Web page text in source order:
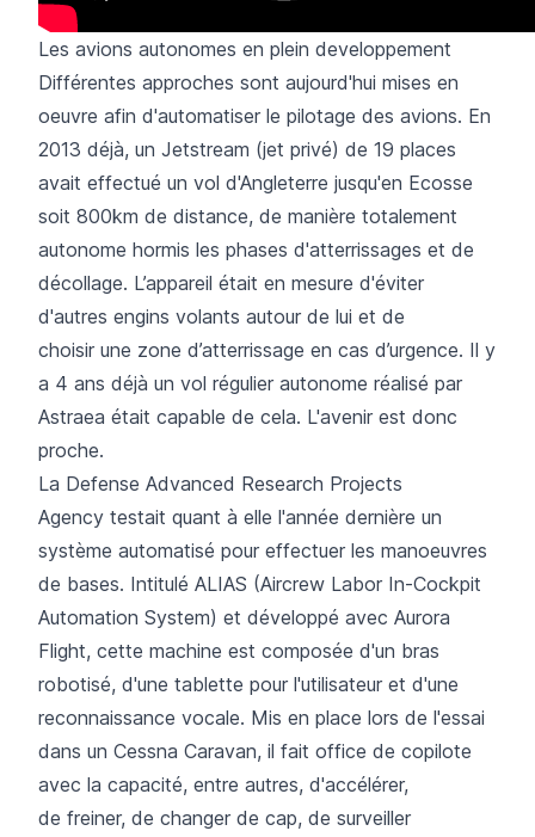
Les avions autonomes en plein developpement
Différentes approches sont aujourd'hui mises en
oeuvre afin d'automatiser le pilotage des avions. En
2013 déjà, un Jetstream (jet privé) de 19 places
avait effectué un vol d'Angleterre jusqu'en Ecosse
soit 800km de distance, de manière totalement
autonome hormis les phases d'atterrissages et de
décollage. L’appareil était en mesure d'éviter
d'autres engins volants autour de lui et de
choisir une zone d’atterrissage en cas d’urgence. Il y
a 4 ans déjà un vol régulier autonome réalisé par
Astraea était capable de cela. L'avenir est donc
proche.
La Defense Advanced Research Projects
Agency testait quant à elle l'année dernière un
système automatisé pour effectuer les manoeuvres
de bases. Intitulé ALIAS (Aircrew Labor In-Cockpit
Automation System) et développé avec Aurora
Flight, cette machine est composée d'un bras
robotisé, d'une tablette pour l'utilisateur et d'une
reconnaissance vocale. Mis en place lors de l'essai
dans un Cessna Caravan, il fait office de copilote
avec la capacité, entre autres, d'accélérer,
de freiner, de changer de cap, de surveiller